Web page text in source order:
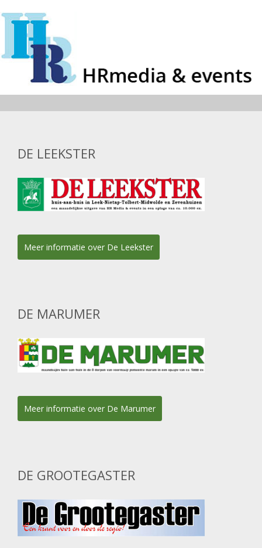
DE LEEKSTER
Meer informatie over De Leekster
DE MARUMER
Meer informatie over De Marumer
DE GROOTEGASTER